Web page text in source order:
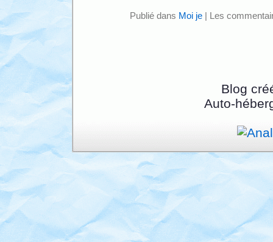
Publié dans Moi je| Les
Blog
Auto-